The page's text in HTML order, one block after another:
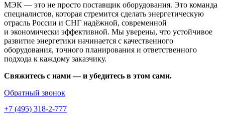
МЭК — это не просто поставщик оборудования. Это команда
специалистов, которая стремится сделать энергетическую
отрасль России и СНГ надёжной, современной
и экономически эффективной. Мы уверены, что устойчивое
развитие энергетики начинается с качественного
оборудования, точного планирования и ответственного
подхода к каждому заказчику.
Свяжитесь с нами — и убедитесь в этом сами.
Обратный звонок
+7 (495) 318-2-777